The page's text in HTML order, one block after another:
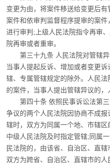
变更为由，将案件移送给变更后有
案件和依审判监督程序提审的案
进行审判;上级人民法院指令再审
院再审或者重审。
第三十九条 人民法院对管辖
当事人提起反诉、增加 或者变更诉
辖、专属管辖规定的除外。人民
的案件，当事人提出管辖异议的，
第四十条 依照民事诉讼法第
争议的两个人民法院因协商不成报
辖时，双方为同属一个地、市辖
中级人民法院及时指定管辖;同属
民法院的，由该省、自治区、直
双方为跨省、自治区、直辖市的